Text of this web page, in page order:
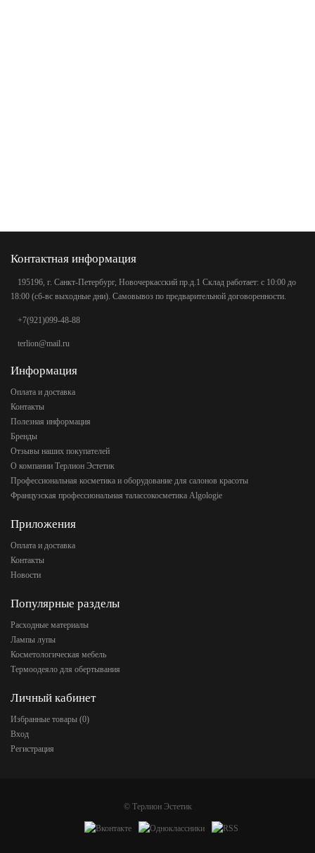
Контактная информация
195196, г. Санкт-Петербург, Новочеркасский пр.д.1 Склад работает: с 10:00 до
18:00 (сб-вс выходные дни). Самовывоз по предварительной договоренности.
+7(921)099-48-88
terlion@mail.ru
Информация
Оплата и доставка
Контакты
Полезная информация
Бренды
Отзывы наших покупателей
О компании Терлион Эстетик
Профессиональная косметика и оборудование для салонов красоты
Французская профессиональная талассокосметика Algologie
Приложения
Оплата и доставка
Контакты
Новости
Популярные разделы
Расходные материалы
Лампы лупы
Косметологическая мебель
Термоодеяло для обертывания
Личный кабинет
Избранные товары (0)
Вход
Регистрация
© Терлион Эстетик